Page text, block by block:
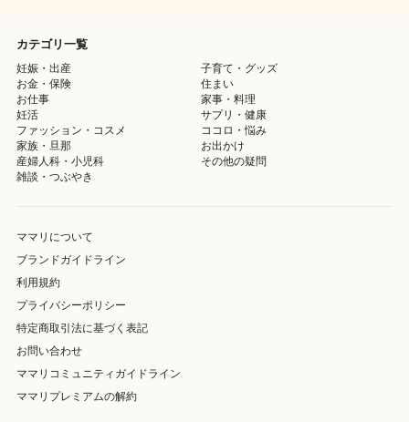
カテゴリ一覧
妊娠・出産
子育て・グッズ
お金・保険
住まい
お仕事
家事・料理
妊活
サプリ・健康
ファッション・コスメ
ココロ・悩み
家族・旦那
お出かけ
産婦人科・小児科
その他の疑問
雑談・つぶやき
ママリについて
ブランドガイドライン
利用規約
プライバシーポリシー
特定商取引法に基づく表記
お問い合わせ
ママリコミュニティガイドライン
ママリプレミアムの解約